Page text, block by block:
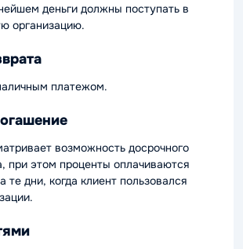
деньги должны поступать в
организацию.
платежом.
возможность досрочного
при этом проценты оплачиваются
те дни, когда клиент пользовался